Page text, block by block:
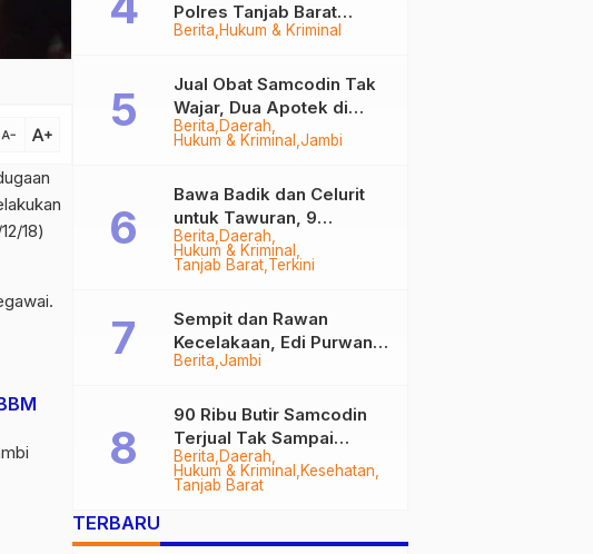
text_decrease text_increase
18)
Berita Hukum & Kriminal
Polres Tanjab Barat
Ringkus Komplotan
Tungkal
Berita Daerah
Hukum & Kriminal Jambi
Jual Obat Samcodin Tak
Wajar, Dua Apotek di
Tanjab Barat Disegel
Berita Daerah
Hukum & Kriminal
Tanjab Barat Terkini
Bawa Badik dan Celurit
untuk Tawuran, 9
Anggota Geng Motor di
Tanjab Barat Diringkus
Berita Jambi
Sempit dan Rawan
Kecelakaan, Edi Purwanto
Targetkan Jalan Lintas
2028
Berita Daerah
Hukum & Kriminal
Kesehatan
Tanjab Barat
90 Ribu Butir Samcodin
Terjual Tak Sampai
Setahun, Indra Safari
Desak Audit Menyeluruh
TERBARU